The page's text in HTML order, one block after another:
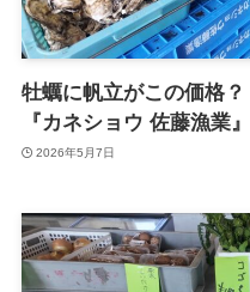
牡蠣に帆立がこの価格
『カネショウ 佐藤漁業』
2026年5月7日